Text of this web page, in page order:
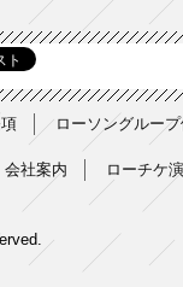
ローソングルー
会社案内 ローチケ